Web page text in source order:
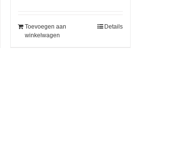
Toevoegen aan
winkelwagen
Details